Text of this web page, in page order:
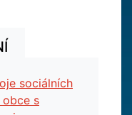
sociálních
s